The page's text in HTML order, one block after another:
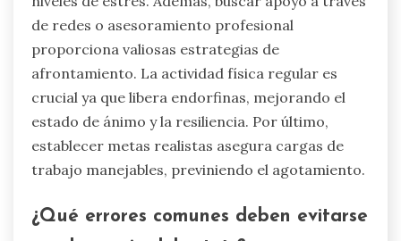
de redes o asesoramiento profesional
proporciona valiosas estrategias de
afrontamiento. La actividad física regular es
crucial ya que libera endorfinas, mejorando el
estado de ánimo y la resiliencia. Por último,
establecer metas realistas asegura cargas de
trabajo manejables, previniendo el agotamiento.
¿Qué errores comunes deben evitarse